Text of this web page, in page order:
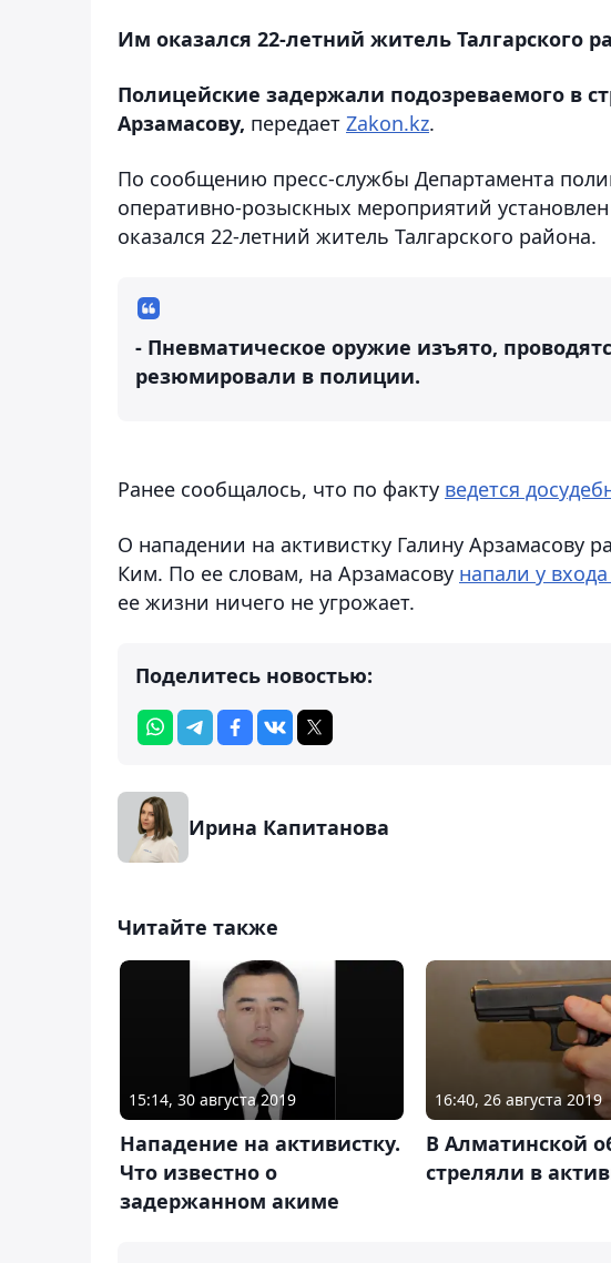
Им оказался 22-летний житель Талгарского
Полицейские задержали подозреваемого в
Арзамасову, передает Zakon.kz.
По сообщению пресс-службы Департамента
оперативно-розыскных мероприятий
оказался 22-летний житель Талгарского района.
- Пневматическое оружие изъято,
резюмировали в полиции.
Ранее сообщалось, что по факту ведется
О нападении на активистку Галину Арзамасову
Ким. По ее словам, на Арзамасову напали у
ее жизни ничего не угрожает.
Поделитесь новостью:
Ирина Капитанова
Читайте также
15:14, 30 августа 2019
Нападение на активистку.
Что известно о
задержанном акиме
16:40, 26 августа 2019
В Алматинской
стреляли в